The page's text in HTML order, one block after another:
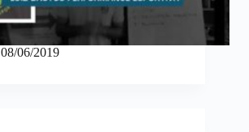
08/06/2019